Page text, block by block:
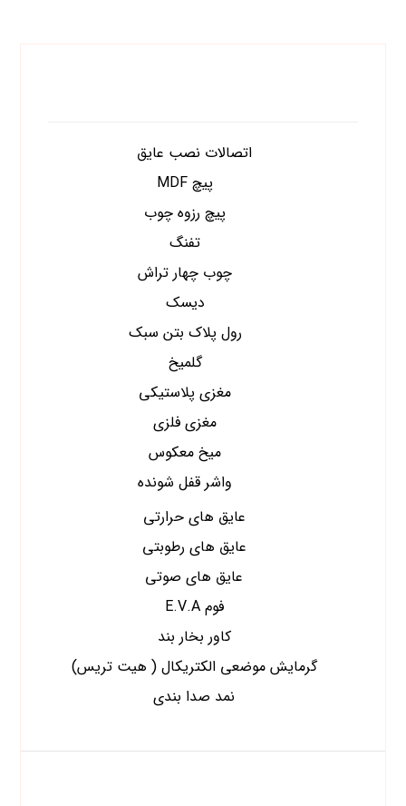
اتصالات نصب عایق
پیچ MDF
پیچ رزوه چوب
تفنگ
چوب چهار تراش
دیسک
رول پلاک بتن سبک
گلمیخ
مغزی پلاستیکی
مغزی فلزی
میخ معکوس
واشر قفل شونده
عایق های حرارتی
عایق های رطوبتی
عایق های صوتی
فوم E.V.A
کاور بخار بند
گرمایش موضعی الکتریکال ( هیت تریس)
نمد صدا بندی